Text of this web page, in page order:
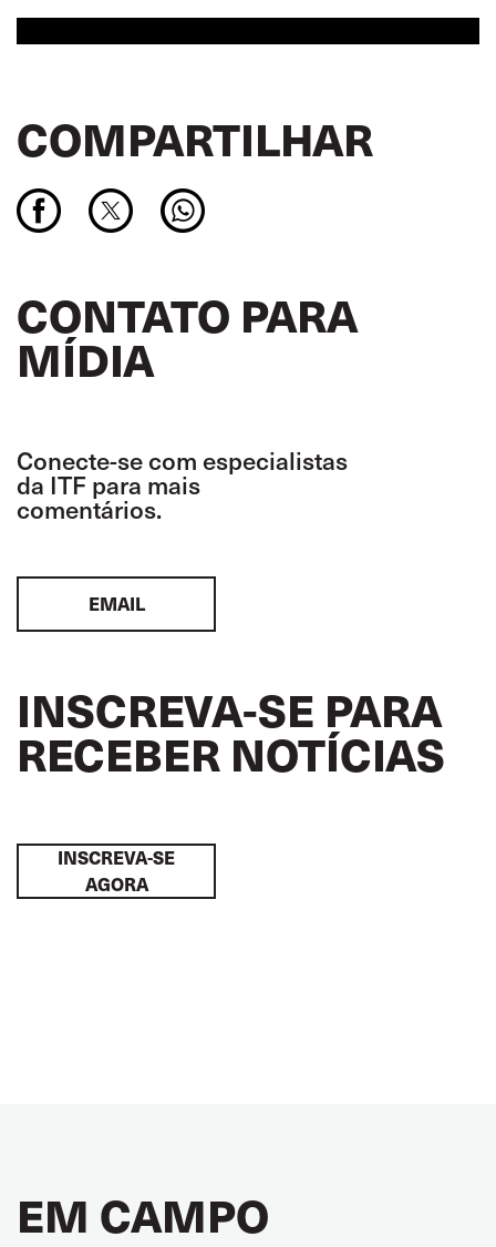
COMPARTILHAR
CONTATO PARA
MÍDIA
Conecte-se com especialistas
da ITF para mais
comentários.
EMAIL
INSCREVA-SE PARA
RECEBER NOTÍCIAS
INSCREVA-SE
AGORA
EM CAMPO